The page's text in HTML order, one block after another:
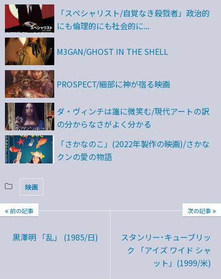
「スペシャリスト/自覚なき殺戮者」政治的
にも倫理的にも社会的に...
M3GAN/GHOST IN THE SHELL
PROSPECT/細部に神が宿る映画
ダ・ヴィンチは誰に微笑む/現代アートの訳
の分からなさがよく分かる
「さかなのこ」(2022年製作の映画)/さかな
クンの愛の物語
映画
前の記事
黒澤明 「乱」 (1985/日)
次の記事
スタンリー･キューブリッ
ク 「アイズ ワイド シャ
ット」(1999/米)